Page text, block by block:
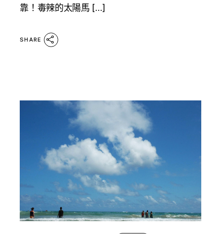
靠！毒辣的太陽馬 […]
SHARE